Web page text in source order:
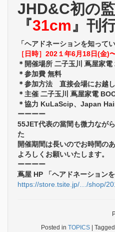
JHD&C初の
『31cm』刊
「ヘアドネーションを知って
［日時］202１年6月18日(金)
＊開催場所 二子玉川 蔦屋家
＊参加費 無料
＊参加方法 直接会場にお越
＊主催 二子玉川 蔦屋家電
＊協力 KuLaScip、Japan
ーーーー
55JET代表の當間も微力なが
た
開催期間は長いのでお時間の
よろしくお願いいたします。
ーーーー
蔦屋 HP 「ヘアドネーション
https://store.tsite.jp/…/shop/
Posted in TOPICS Tagged